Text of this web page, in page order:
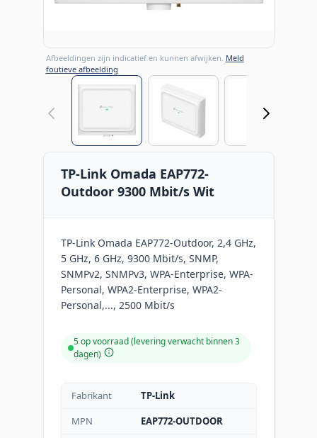
Afbeeldingen zijn indicatief en kunnen afwijken. Meld
foutieve afbeelding
View larger image
TP-Link Omada EAP772-
Outdoor 9300 Mbit/s Wit
TP-Link Omada EAP772-Outdoor, 2,4 GHz,
5 GHz, 6 GHz, 9300 Mbit/s, SNMP,
SNMPv2, SNMPv3, WPA-Enterprise, WPA-
Personal, WPA2-Enterprise, WPA2-
Personal,..., 2500 Mbit/s
5 op voorraad (levering verwacht binnen 3
dagen)
Fabrikant
TP-Link
MPN
EAP772-OUTDOOR